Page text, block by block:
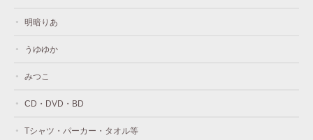
明暗りあ
うゆゆか
みつこ
CD・DVD・BD
Tシャツ・パーカー・タオル等